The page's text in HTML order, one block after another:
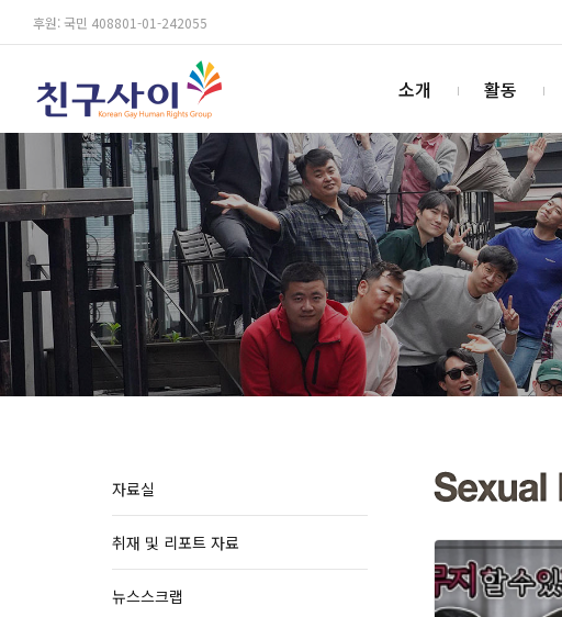
후원: 국민 408801-01-242055
소개 활동
자료실
취재 및 리포트 자료
뉴스스크랩